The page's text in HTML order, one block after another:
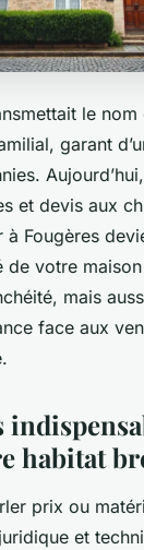
le nom
garant
et devis aux
Fougères
de votre
mais
face aux
habitat
prix ou
et